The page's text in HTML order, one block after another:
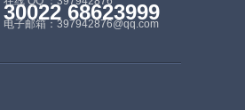
30022 68623999
电子邮箱：397942876@qq.com